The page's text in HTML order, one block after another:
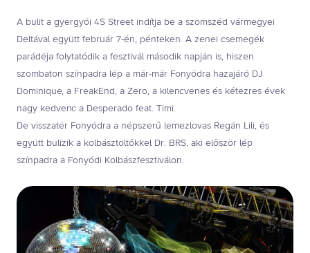
A bulit a gyergyói 4S Street indítja be a szomszéd vármegyei
Deltával együtt február 7-én, pénteken. A zenei csemegék
parádéja folytatódik a fesztivál második napján is, hiszen
szombaton színpadra lép a már-már Fonyódra hazajáró DJ
Dominique, a FreakEnd, a Zero, a kilencvenes és kétezres évek
nagy kedvenc a Desperado feat. Timi.
De visszatér Fonyódra a népszerű lemezlovas Regán Lili, és
együtt bulizik a kolbásztöltőkkel Dr. BRS, aki először lép
színpadra a Fonyódi Kolbászfesztiválon.